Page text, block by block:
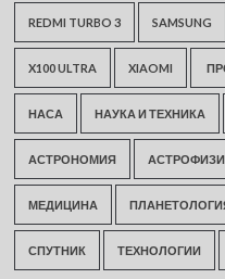
REDMI TURBO 3 SAMSUNG
X100 ULTRA XIAOMI
НАСА НАУКА И ТЕХНИКА
АСТРОНОМИЯ
МЕДИЦИНА
СПУТНИК ТЕХНОЛОГИИ